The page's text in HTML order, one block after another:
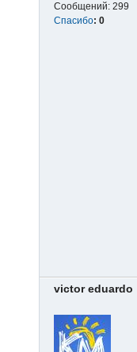
Сообщений: 299
Спасибо: 0
victor eduardo